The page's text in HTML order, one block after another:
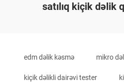
satılıq kiçik dəlik
edm dəlik kəsmə mikro
kiçik dəlikli dairəvi tester